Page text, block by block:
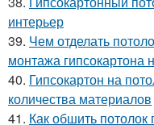
интерьер
39. Чем отделать
монтажа гипсокартона
40. Гипсокартон на
количества материалов
41. Как обшить